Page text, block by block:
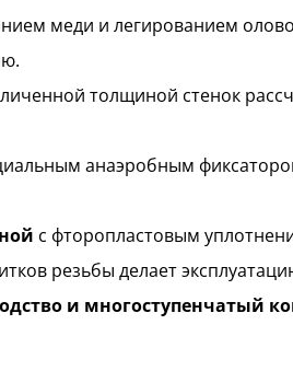
меди и легированием
толщиной стенок
анаэробным
с фторопластовым
резьбы делает
и многоступенчатый